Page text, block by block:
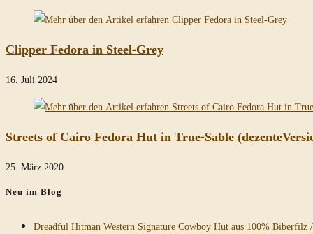
Clipper Fedora in Steel-Grey
16. Juli 2024
Streets of Cairo Fedora Hut in True-Sable
25. März 2020
Neu im Blog
Dreadful Hitman Western Signature Cowboy Hut aus 100% Biberfilz